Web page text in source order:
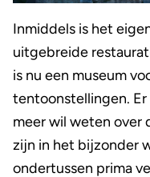
Inmiddels is het
uitgebreide
is nu een museum
tentoonstellingen.
meer wil weten over
zijn in het bijzonder
ondertussen prima